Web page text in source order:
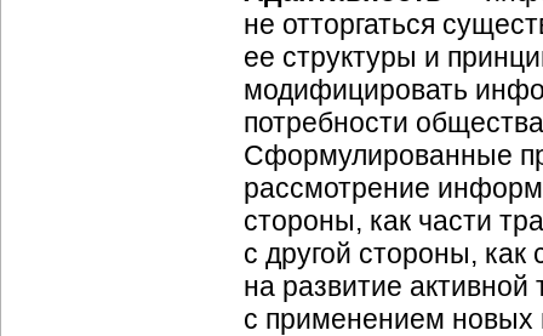
не отторгаться
ее структуры и
модифицировать
потребности
Сформулированные
рассмотрение
стороны, как части
с другой стороны,
на развитие активной
с применением новых